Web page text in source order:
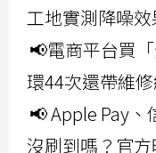
工地實測降噪
📢電商平台買
環44次還帶維
📢 Apple Pay
沒刷到嗎？官